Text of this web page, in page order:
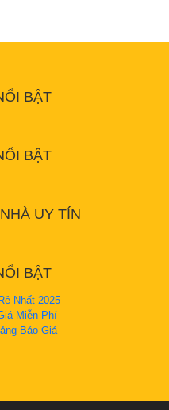
BẬT
BẬT
UY TÍN
BẬT
Nhất 2025
Miễn Phí
Báo Giá